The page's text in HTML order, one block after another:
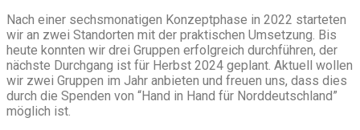
Nach einer sechsmonatigen Konzeptphase in 2022 starteten
wir an zwei Standorten mit der praktischen Umsetzung. Bis
heute konnten wir drei Gruppen erfolgreich durchführen, der
nächste Durchgang ist für Herbst 2024 geplant. Aktuell wollen
wir zwei Gruppen im Jahr anbieten und freuen uns, dass dies
durch die Spenden von “Hand in Hand für Norddeutschland”
möglich ist.